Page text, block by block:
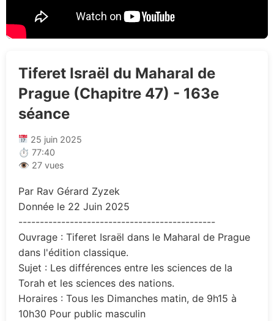
Tiferet Israël du Maharal de
Prague (Chapitre 47) - 163e
séance
25 juin 2025
⏱ 77:40
👁 27 vues
Par Rav Gérard Zyzek
Donnée le 22 Juin 2025
----------------------------------------------
Ouvrage : Tiferet Israël dans le Maharal de Prague
dans l'édition classique.
Sujet : Les différences entre les sciences de la
Torah et les sciences des nations.
Horaires : Tous les Dimanches matin, de 9h15 à
10h30 Pour public masculin